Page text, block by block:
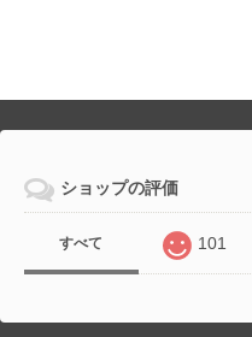
ショップの評価
すべて 101